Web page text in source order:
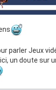
parler Jeux
un doute sur